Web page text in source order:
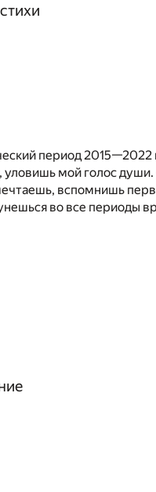
период 2015—2022
мой голос души.
вспомнишь
во все периоды